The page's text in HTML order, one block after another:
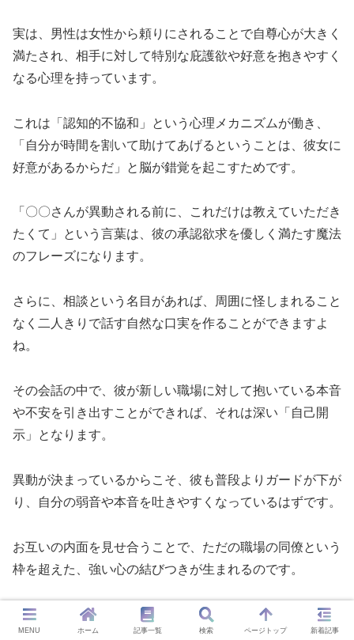
実は、男性は女性から頼りにされることで自尊心が大きく
満たされ、相手に対して特別な庇護欲や好意を抱きやすく
なる心理を持っています。
これは「認知的不協和」という心理メカニズムが働き、
「自分が時間を割いて助けてあげるということは、彼女に
好意があるからだ」と脳が錯覚を起こすためです。
「〇〇さんが異動される前に、これだけは教えていただき
たくて」という言葉は、彼の承認欲求を優しく満たす魔法
のフレーズになります。
さらに、相談という名目があれば、周囲に怪しまれること
なく二人きりで話す自然な口実を作ることができますよ
ね。
その会話の中で、彼が新しい職場に対して抱いている本音
や不安を引き出すことができれば、それは深い「自己開
示」となります。
異動が決まっているからこそ、彼も普段よりガードが下が
り、自分の弱音や本音を吐きやすくなっているはずです。
お互いの内面を見せ合うことで、ただの職場の同僚という
枠を超えた、強い心の結びつきが生まれるのです。
MENU ホーム 記事一覧 検索 ページトップ 新着記事